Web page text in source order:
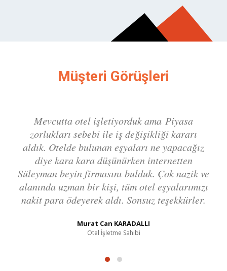
Müşteri Görüşleri
Mevcutta otel işletiyorduk ama Piyasa
zorlukları sebebi ile iş değişikliği kararı
aldık. Otelde bulunan eşyaları ne yapacağız
diye kara kara düşünürken internetten
Süleyman beyin firmasını bulduk. Çok nazik ve
alanında uzman bir kişi, tüm otel eşyalarımızı
nakit para ödeyerek aldı. Sonsuz teşekkürler.
Murat Can KARADALLI
Otel İşletme Sahibi